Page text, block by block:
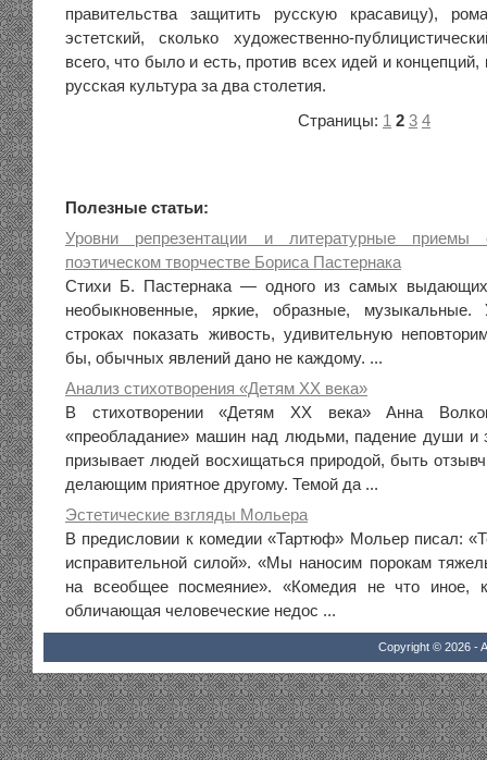
правительства защитить русскую красавицу),
эстетский, сколько художественно-
всего, что было и есть, против всех идей и
русская культура за два столетия.
Страницы: 1 2 3 4
Полезные статьи:
Уровни репрезентации и литературные
поэтическом творчестве Бориса Пастернака
Стихи Б. Пастернака — одного из самых
необыкновенные, яркие, образные, музыкальные.
строках показать живость, удивительную
бы, обычных явлений дано не каждому. ...
Анализ стихотворения «Детям ХХ века»
В стихотворении «Детям ХХ века» Анна
«преобладание» машин над людьми, падение души и
призывает людей восхищаться природой, быть
делающим приятное другому. Темой да ...
Эстетические взгляды Мольера
В предисловии к комедии «Тартюф» Мольер писал:
исправительной силой». «Мы наносим порокам
на всеобщее посмеяние». «Комедия не что иное,
обличающая человеческие недос ...
Copyright © 2026 -